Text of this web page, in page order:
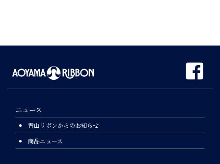
ニュース
青山リボンからのお知らせ
商品ニュース